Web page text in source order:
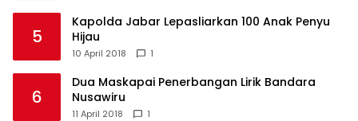
5
Kapolda Jabar Lepasliarkan 100 Anak Penyu
Hijau
10 April 2018 1
6
Dua Maskapai Penerbangan Lirik Bandara
Nusawiru
11 April 2018 1